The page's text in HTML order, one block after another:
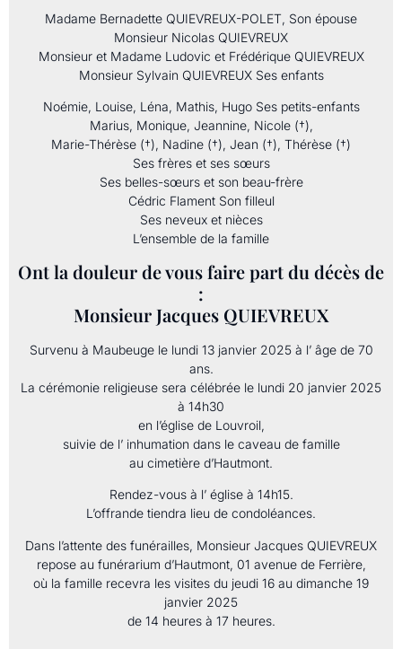
Madame Bernadette QUIEVREUX-POLET, Son épouse
Monsieur Nicolas QUIEVREUX
Monsieur et Madame Ludovic et Frédérique QUIEVREUX
Monsieur Sylvain QUIEVREUX Ses enfants
Noémie, Louise, Léna, Mathis, Hugo Ses petits-enfants
Marius, Monique, Jeannine, Nicole (†),
Marie-Thérèse (†), Nadine (†), Jean (†), Thérèse (†)
Ses frères et ses sœurs
Ses belles-sœurs et son beau-frère
Cédric Flament Son filleul
Ses neveux et nièces
L’ensemble de la famille
Ont la douleur de vous faire part du décès de
:
Monsieur Jacques QUIEVREUX
Survenu à Maubeuge le lundi 13 janvier 2025 à l’ âge de 70
ans.
La cérémonie religieuse sera célébrée le lundi 20 janvier 2025
à 14h30
en l’église de Louvroil,
suivie de l’ inhumation dans le caveau de famille
au cimetière d’Hautmont.
Rendez-vous à l’ église à 14h15.
L’offrande tiendra lieu de condoléances.
Dans l’attente des funérailles, Monsieur Jacques QUIEVREUX
repose au funérarium d’Hautmont, 01 avenue de Ferrière,
où la famille recevra les visites du jeudi 16 au dimanche 19
janvier 2025
de 14 heures à 17 heures.